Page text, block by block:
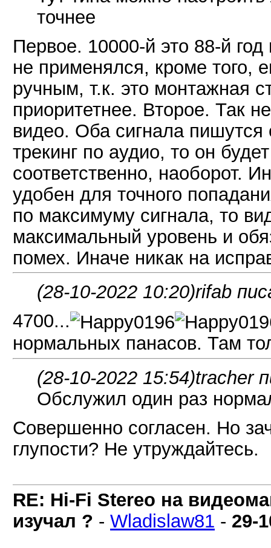
точнее
Первое. 10000-й это 88-й
не применялся, кроме того,
ручным, т.к. это монтажная
приоритетнее. Второе. Так
видео. Оба сигнала
трекинг по аудио, то он
соответственно, наоборот.
удобен для точного
по максимуму сигнала, то
максимальный уровень и
помех. Иначе никак на
(28-10-2022 10:20)rifab
4700...
нормальных панасов. Там
(28-10-2022 15:54)tracher
Обслужил один раз
Совершенно согласен. Но
глупости? Не утруждайтесь.
RE: Hi-Fi Stereo на
изучал ? - Wladislaw81 - 29-